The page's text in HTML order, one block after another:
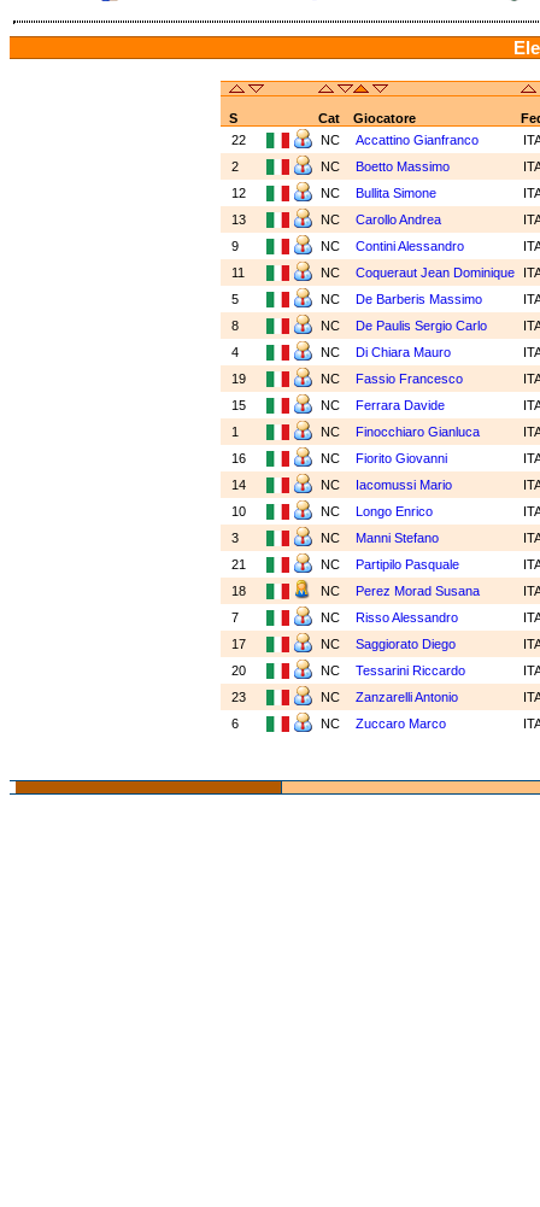
S Cat Giocatore
22
NC Accattino Gianfranco
2
NC Boetto Massimo
12
NC Bullita Simone
13
NC Carollo Andrea
9
NC Contini Alessandro
11
NC Coqueraut Jean Dominique
5
NC De Barberis Massimo
8
NC De Paulis Sergio Carlo
4
NC Di Chiara Mauro
19
NC Fassio Francesco
15
NC Ferrara Davide
1
NC Finocchiaro Gianluca
16
NC Fiorito Giovanni
14
NC Iacomussi Mario
10
NC Longo Enrico
3
NC Manni Stefano
21
NC Partipilo Pasquale
18
NC Perez Morad Susana
7
NC Risso Alessandro
17
NC Saggiorato Diego
20
NC Tessarini Riccardo
23
NC Zanzarelli Antonio
6
NC Zuccaro Marco